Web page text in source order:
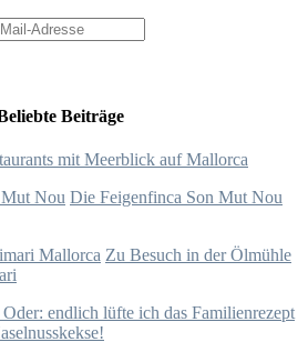
Beiträge
mit Meerblick auf Mallorca
Die Feigenfinca Son Mut Nou
Zu Besuch in der Ölmühle
endlich lüfte ich das Familienrezept